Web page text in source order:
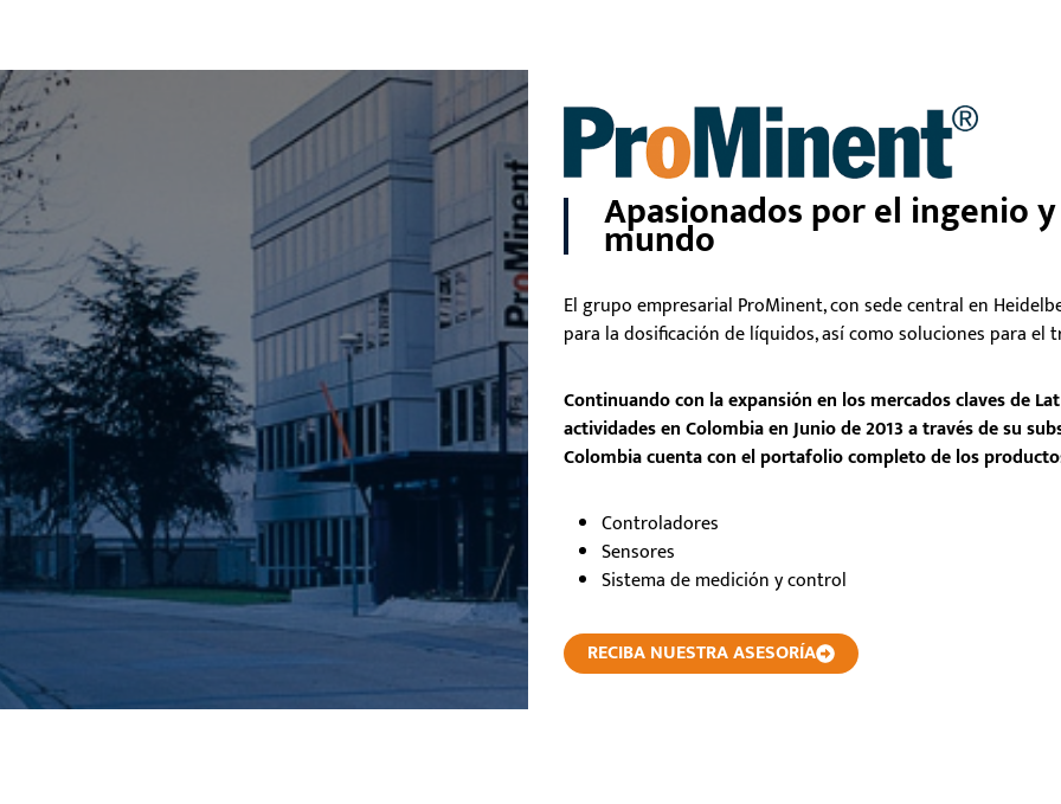
Apasionados por el ingenio
mundo
El grupo empresarial ProMinent, con sede central en
para la dosificación de líquidos, así como soluciones para el
Continuando con la expansión en los mercados claves de
actividades en Colombia en Junio de 2013 a través de su
Colombia cuenta con el portafolio completo de los
Controladores
Sensores
Sistema de medición y control
RECIBA NUESTRA ASESORÍA